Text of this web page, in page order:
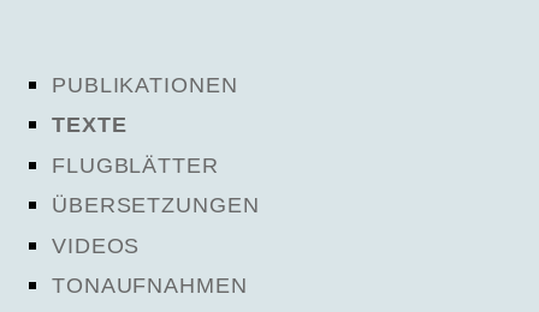
PUBLIKATIONEN
TEXTE
FLUGBLÄTTER
ÜBERSETZUNGEN
VIDEOS
TONAUFNAHMEN